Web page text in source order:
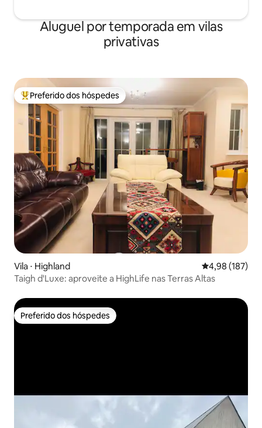
Aluguel por temporada em vilas
privativas
Entre os melhores preferidos dos hóspedes
Preferido dos hóspedes
Vila ⋅ Highland 4,98 de uma
4,98 (187)
Taigh d'Luxe: aproveite a HighLife nas Terras Altas
Preferido dos hóspedes
Preferido dos hóspedes